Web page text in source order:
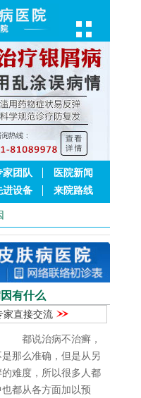
家团队
医院新闻
进设备 来院路线
有什么
家直接交流
都说治病不治癣，
那么准确，但是从另
难度，所以很多人都
都从各方面加以预